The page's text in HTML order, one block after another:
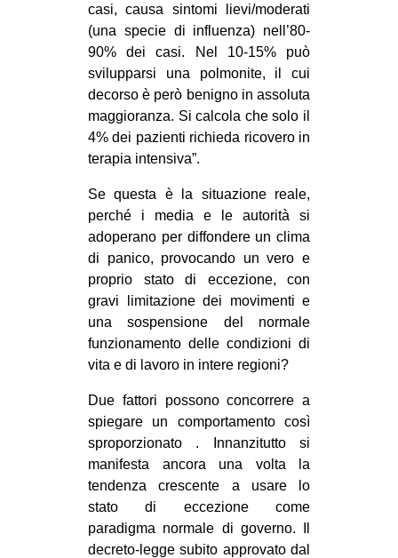
CULTURE
ARTE
CINEMA
MANIFESTI
MUSICA
RECENSIONI
INTERNAZIONALE
AFRICA
AMERICHE
ESTREMO ORIENTE
EUROPA
MEDIO ORIENTE
EVENTI
Fb
tw
casi, causa sintomi lievi/moderati
(una specie di influenza) nell’80-
90% dei casi. Nel 10-15% può
svilupparsi una polmonite, il cui
decorso è però benigno in assoluta
maggioranza. Si calcola che solo il
4% dei pazienti richieda ricovero in
terapia intensiva”.
Se questa è la situazione reale,
perché i media e le autorità si
adoperano per diffondere un clima
di panico, provocando un vero e
proprio stato di eccezione, con
gravi limitazione dei movimenti e
una sospensione del normale
funzionamento delle condizioni di
vita e di lavoro in intere regioni?
Due fattori possono concorrere a
spiegare un comportamento così
sproporzionato . Innanzitutto si
manifesta ancora una volta la
tendenza crescente a usare lo
stato di eccezione come
paradigma normale di governo. Il
decreto-legge subito approvato dal